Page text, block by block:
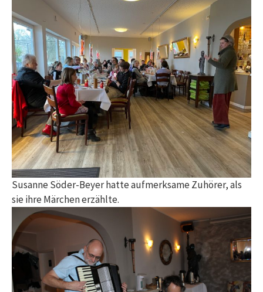
Susanne Söder-Beyer hatte aufmerksame Zuhörer, als
sie ihre Märchen erzählte.